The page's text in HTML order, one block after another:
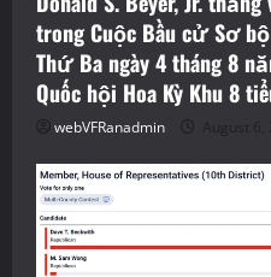
trong Cuộc Bầu cử Sơ
Thứ Ba ngày 4 tháng 8
Quốc hội Hoa Kỳ Khu 8
webVFRanadmin August 6,